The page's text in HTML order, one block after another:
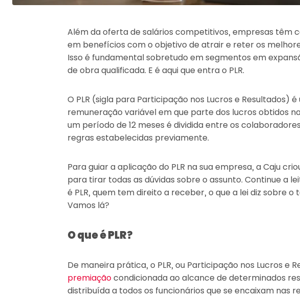
Além da oferta de salários competitivos, empresas têm
em benefícios com o objetivo de atrair e reter os
Isso é fundamental sobretudo em segmentos em
de obra qualificada. E é aqui que entra o PLR.
O PLR (sigla para Participação nos Lucros e Resultados)
remuneração variável em que parte dos lucros obtidos
um período de 12 meses é dividida entre os
regras estabelecidas previamente.
Para guiar a aplicação do PLR na sua empresa, a Caju
para tirar todas as dúvidas sobre o assunto. Continue a
é PLR, quem tem direito a receber, o que a lei diz sobre o
Vamos lá?
O que é PLR?
De maneira prática, o PLR, ou Participação nos Lucros e
premiaçãocondicionada ao alcance de determinados
distribuída a todos os funcionários que se encaixam nas